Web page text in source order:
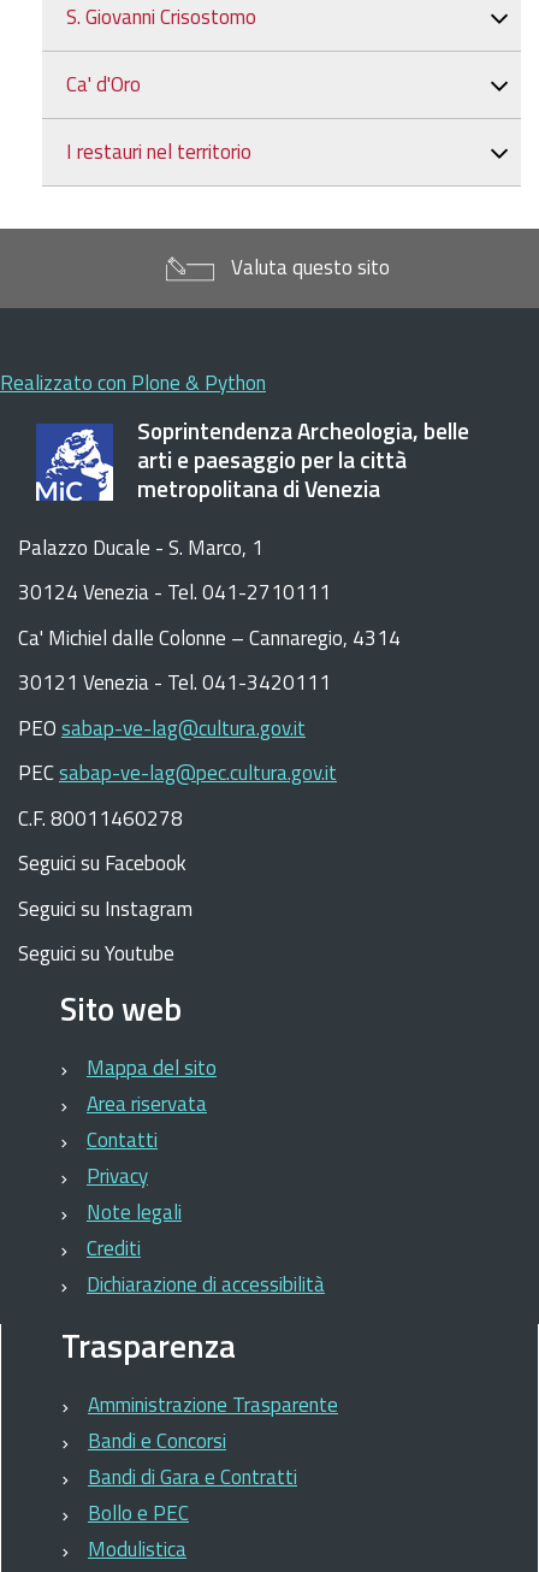
S. Giovanni Crisostomo
Ca' d'Oro
I restauri nel territorio
Valuta questo sito
Realizzato con Plone & Python
Soprintendenza Archeologia, belle
arti e paesaggio per la città
metropolitana di Venezia
Palazzo Ducale - S. Marco, 1
30124 Venezia - Tel. 041-2710111
Ca' Michiel dalle Colonne – Cannaregio, 4314
30121 Venezia - Tel. 041-3420111
PEOsabap-ve-lag@cultura.gov.it
PECsabap-ve-lag@pec.cultura.gov.it
C.F. 80011460278
Seguici su Facebook
Seguici su Instagram
Seguici su Youtube
Sito web
Mappa del sito
Area riservata
Contatti
Privacy
Note legali
Crediti
Dichiarazione di accessibilità
Trasparenza
Amministrazione Trasparente
Bandi e Concorsi
Bandi di Gara e Contratti
Bollo e PEC
Modulistica